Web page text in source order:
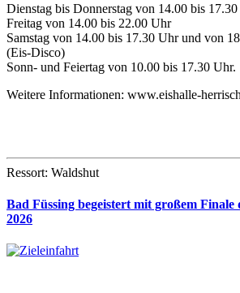
Dienstag bis Donnerstag von 14.00 bis
Freitag von 14.00 bis 22.00 Uhr
Samstag von 14.00 bis 17.30 Uhr und von
(Eis-Disco)
Sonn- und Feiertag von 10.00 bis 17.30 Uhr.
Weitere Informationen: www.eishalle-
Ressort: Waldshut
Bad Füssing begeistert mit großem
2026